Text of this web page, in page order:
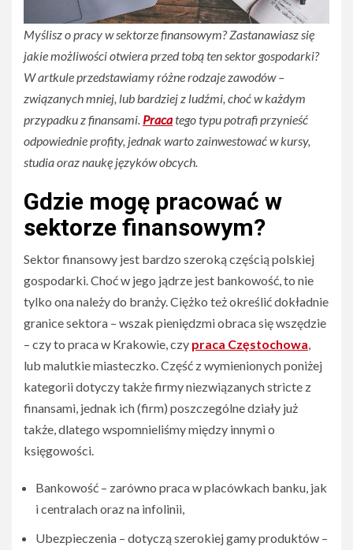
Myślisz o pracy w sektorze finansowym? Zastanawiasz się
jakie możliwości otwiera przed tobą ten sektor gospodarki?
W artkule przedstawiamy różne rodzaje zawodów –
związanych mniej, lub bardziej z ludźmi, choć w każdym
przypadku z finansami. Pracatego typu potrafi przynieść
odpowiednie profity, jednak warto zainwestować w kursy,
studia oraz naukę języków obcych.
Gdzie mogę pracować w
sektorze finansowym?
Sektor finansowy jest bardzo szeroką częścią polskiej
gospodarki. Choć w jego jądrze jest bankowość, to nie
tylko ona należy do branży. Ciężko też określić dokładnie
granice sektora – wszak pieniędzmi obraca się wszędzie
– czy to praca w Krakowie, czy praca Częstochowa
lub malutkie miasteczko. Część z wymienionych poniżej
kategorii dotyczy także firmy niezwiązanych stricte z
finansami, jednak ich (firm) poszczególne działy już
także, dlatego wspomnieliśmy między innymi o
księgowości.
Bankowość – zarówno praca w placówkach banku, jak
i centralach oraz na infolinii,
Ubezpieczenia – dotyczą szerokiej gamy produktów –